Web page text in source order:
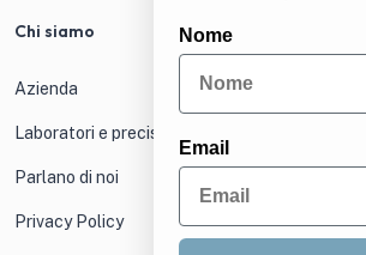
Chi siamo
Azienda
Laboratori e precisione
Parlano di noi
Privacy Policy
Nome
Email